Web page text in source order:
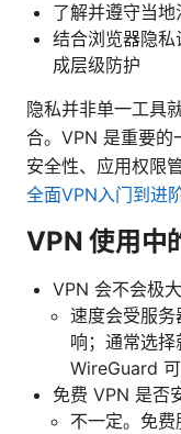
了解并遵守当
结合浏览器隐
成层级防护
隐私并非单一工具
合。VPN 是重要的
安全性、应用权限
全面VPN入门到进
VPN 使用中
VPN 会不会极
速度会受服
响；通常选
WireGuard 可
免费 VPN 是否
不一定。免